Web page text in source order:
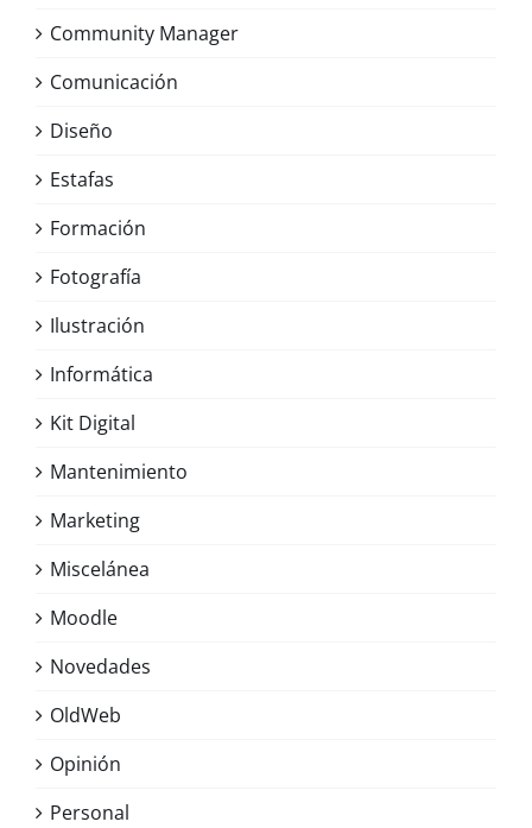
Community Manager
Comunicación
Diseño
Estafas
Formación
Fotografía
Ilustración
Informática
Kit Digital
Mantenimiento
Marketing
Miscelánea
Moodle
Novedades
OldWeb
Opinión
Personal